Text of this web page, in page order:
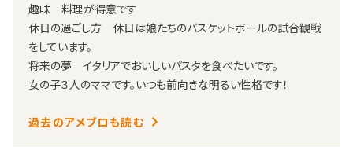
趣味 料理が得意です
休日の過ごし方 休日は娘たちのバスケットボールの試合観戦
をしています。
将来の夢 イタリアでおいしいパスタを食べたいです。
女の子３人のママです。いつも前向きな明るい性格です！
過去のアメブロも読む